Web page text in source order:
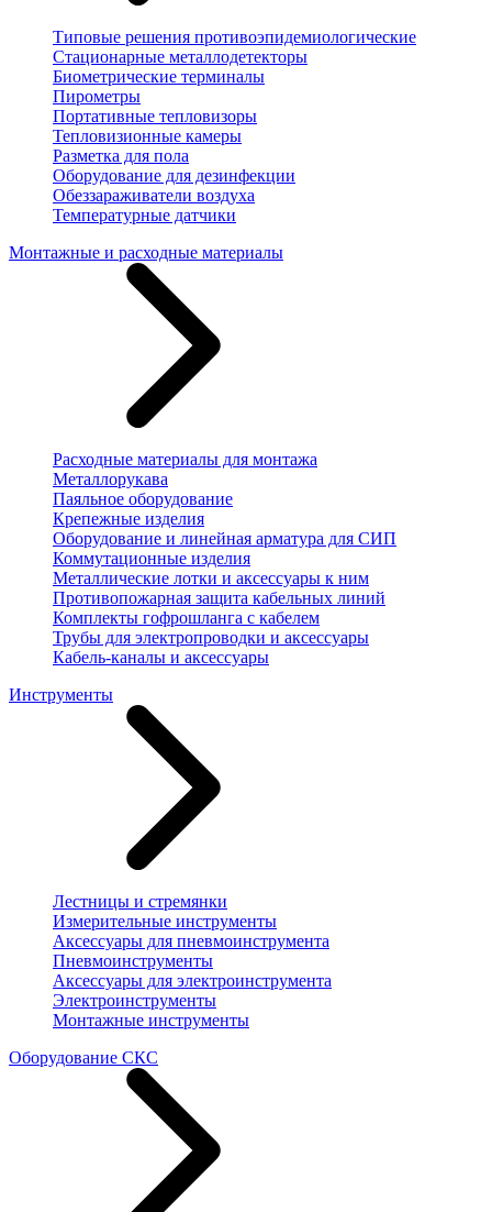
Типовые решения противоэпидемиологические
Стационарные металлодетекторы
Биометрические терминалы
Пирометры
Портативные тепловизоры
Тепловизионные камеры
Разметка для пола
Оборудование для дезинфекции
Обеззараживатели воздуха
Температурные датчики
Монтажные и расходные материалы
Расходные материалы для монтажа
Металлорукава
Паяльное оборудование
Крепежные изделия
Оборудование и линейная арматура для СИП
Коммутационные изделия
Металлические лотки и аксессуары к ним
Противопожарная защита кабельных линий
Комплекты гофрошланга с кабелем
Трубы для электропроводки и аксессуары
Кабель-каналы и аксессуары
Инструменты
Лестницы и стремянки
Измерительные инструменты
Аксессуары для пневмоинструмента
Пневмоинструменты
Аксессуары для электроинструмента
Электроинструменты
Монтажные инструменты
Оборудование СКС